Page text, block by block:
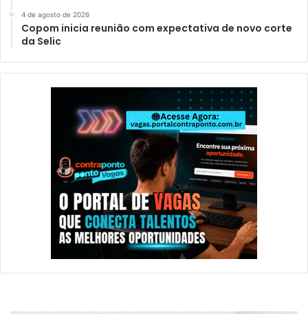
4 de agosto de 2026
Copom inicia reunião com expectativa de novo corte
da Selic